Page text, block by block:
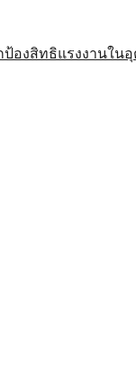
ป้องสิทธิแรงงานใน